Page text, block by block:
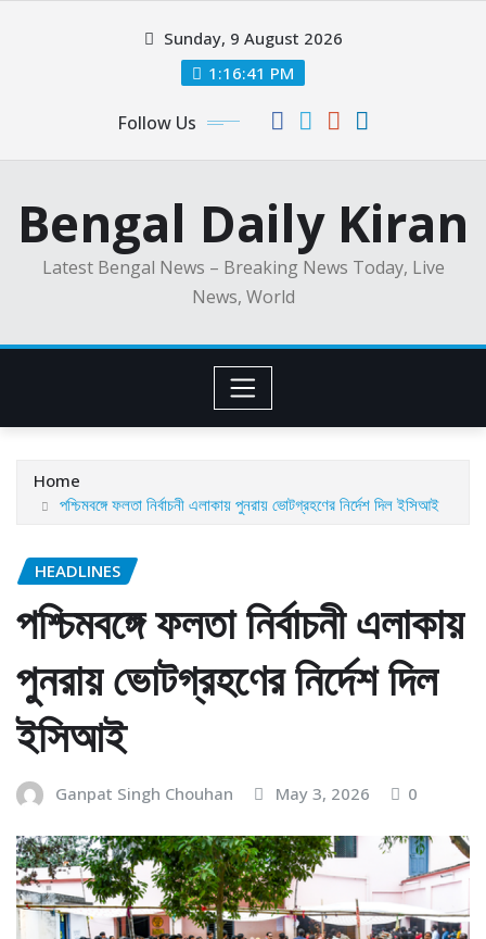
Sunday, 9 August 2026
1:16:42 PM
Follow Us
Bengal Daily Kiran
Latest Bengal News – Breaking News Today, Live
News, World
Home
পশ্চিমবঙ্গে ফলতা নির্বাচনী এলাকায় পুনরায় ভোটগ্রহণের নির্দেশ দিল ইসিআই
HEADLINES
পশ্চিমবঙ্গে ফলতা নির্বাচনী এলাকায়
পুনরায় ভোটগ্রহণের নির্দেশ দিল
ইসিআই
Ganpat Singh Chouhan May 3, 2026 0